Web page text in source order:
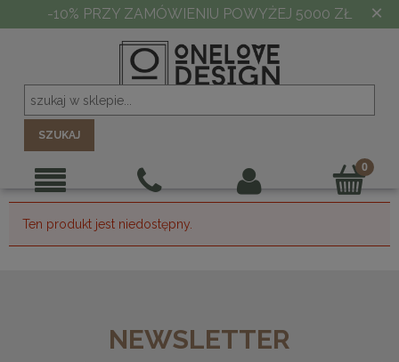
-10% PRZY ZAMÓWIENIU POWYŻEJ 5000 ZŁ ×
SZUKAJ
Ten produkt jest niedostępny.
NEWSLETTER